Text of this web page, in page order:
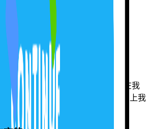
Tutor Lily 帮我把发音练到位，现在我
真等不及今年夏天去旅行，好好用上我